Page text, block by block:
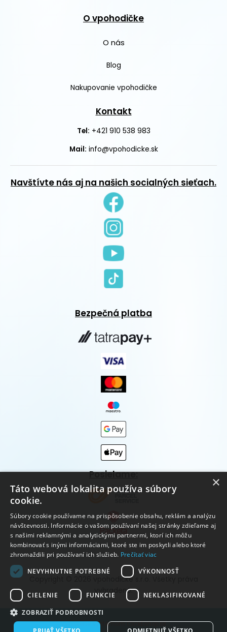
O vpohodičke
O nás
Blog
Nakupovanie vpohodičke
Kontakt
Tel: +421 910 538 983
Mail: info@vpohodicke.sk
Navštívte nás aj na našich socialných sieťach.
Bezpečná platba
Posielame:
Copyright © 2026 vpohodičke s.r.o. Všetky práva
vyhradené.
Vytvorené systémom ClickEshop.sk
×
Táto webová lokalita používa súbory
cookie.
Súbory cookie používame na prispôsobenie obsahu, reklám a analýzu
návštevnosti. Informácie o vašom používaní našej stránky zdieľame aj
s našimi reklamnými a analytickými partnermi, ktorí ich môžu
kombinovať s inými informáciami, ktoré ste im poskytli alebo ktoré
zhromaždili pri používaní ich služieb. Prečítať viac
NEVYHNUTNE POTREBNÉ
VÝKONNOSŤ
CIELENIE FUNKCIE NEKLASIFIKOVANÉ
ZOBRAZIŤ PODROBNOSTI